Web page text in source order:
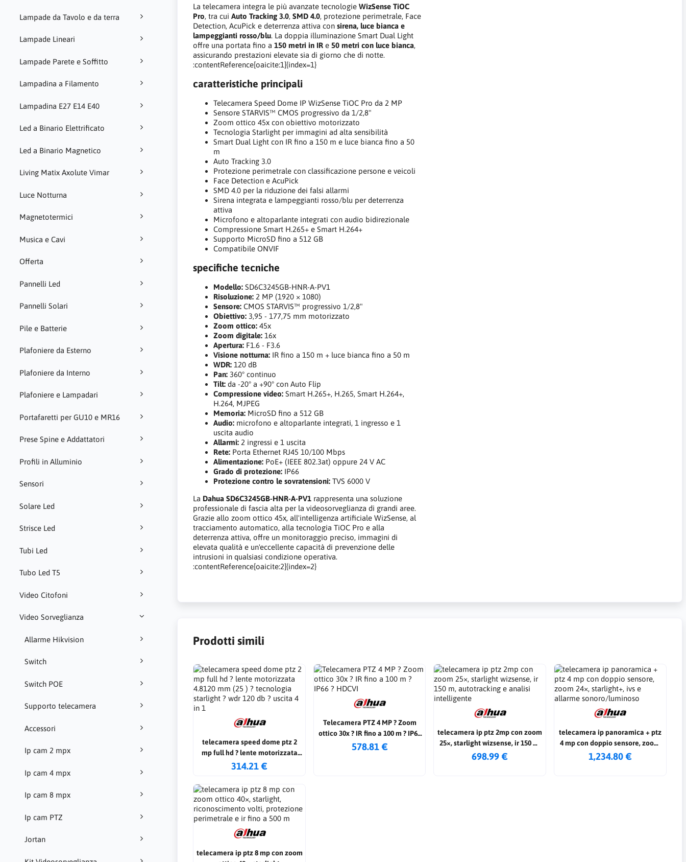
Lampade da Tavolo e da terra
Lampade Lineari
Lampade Parete e Soffitto
Lampadina a Filamento
Lampadina E27 E14 E40
Led a Binario Elettrificato
Led a Binario Magnetico
Living Matix Axolute Vimar
Luce Notturna
Magnetotermici
Musica e Cavi
Offerta
Pannelli Led
Pannelli Solari
Pile e Batterie
Plafoniere da Esterno
Plafoniere da Interno
Plafoniere e Lampadari
Portafaretti per GU10 e MR16
Prese Spine e Addattatori
Profili in Alluminio
Sensori
Solare Led
Strisce Led
Tubi Led
Tubo Led T5
Video Citofoni
Video Sorveglianza
Allarme Hikvision
Switch
Switch POE
Supporto telecamera
Accessori
Ip cam 2 mpx
Ip cam 4 mpx
Ip cam 8 mpx
Ip cam PTZ
Jortan
La telecamera integra le più avanzate tecnologieWizSense TiOC
Pro, tra cuiAuto Tracking 3.0,SMD 4.0, protezione perimetrale, Face
Detection, AcuPick e deterrenza attiva consirena, luce bianca e
lampeggianti rosso/blu. La doppia illuminazione Smart Dual Light
offre una portata fino a150 metri in IR e50 metri con luce bianca,
assicurando prestazioni elevate sia di giorno che di notte.
:contentReference[oaicite:1]{index=1}
caratteristiche principali
Telecamera Speed Dome IP WizSense TiOC Pro da 2 MP
Sensore STARVIS™ CMOS progressivo da 1/2,8"
Zoom ottico 45x con obiettivo motorizzato
Tecnologia Starlight per immagini ad alta sensibilità
Smart Dual Light con IR fino a 150 m e luce bianca fino a 50
m
Auto Tracking 3.0
Protezione perimetrale con classificazione persone e veicoli
Face Detection e AcuPick
SMD 4.0 per la riduzione dei falsi allarmi
Sirena integrata e lampeggianti rosso/blu per deterrenza
attiva
Microfono e altoparlante integrati con audio bidirezionale
Compressione Smart H.265+ e Smart H.264+
Supporto MicroSD fino a 512 GB
Compatibile ONVIF
specifiche tecniche
Modello: SD6C3245GB-HNR-A-PV1
Risoluzione: 2 MP (1920 × 1080)
Sensore: CMOS STARVIS™ progressivo 1/2,8"
Obiettivo: 3,95 - 177,75 mm motorizzato
Zoom ottico: 45x
Zoom digitale: 16x
Apertura: F1.6 - F3.6
Visione notturna: IR fino a 150 m + luce bianca fino a 50 m
WDR: 120 dB
Pan: 360° continuo
Tilt: da -20° a +90° con Auto Flip
Compressione video: Smart H.265+, H.265, Smart H.264+,
H.264, MJPEG
Memoria: MicroSD fino a 512 GB
Audio: microfono e altoparlante integrati, 1 ingresso e 1
uscita audio
Allarmi: 2 ingressi e 1 uscita
Rete: Porta Ethernet RJ45 10/100 Mbps
Alimentazione: PoE+ (IEEE 802.3at) oppure 24 V AC
Grado di protezione: IP66
Protezione contro le sovratensioni: TVS 6000 V
La Dahua SD6C3245GB-HNR-A-PV1 rappresenta una soluzione
professionale di fascia alta per la videosorveglianza di grandi aree.
Grazie allo zoom ottico 45x, all'intelligenza artificiale WizSense, al
tracciamento automatico, alla tecnologia TiOC Pro e alla
deterrenza attiva, offre un monitoraggio preciso, immagini di
elevata qualità e un'eccellente capacità di prevenzione delle
intrusioni in qualsiasi condizione operativa.
:contentReference[oaicite:2]{index=2}
Prodotti simili
telecamera speed dome ptz 2
mp full hd ? lente motorizzata
4.8120 mm (25 ) ? tecnologia
314.21 €
Telecamera PTZ 4 MP ? Zoom
ottico 30x ? IR fino a 100 m ? IP66
? HDCVI
578.81 €
telecamera ip ptz 2mp con zoom
25×, starlight wizsense, ir 150 m,
autotracking e analisi
698.99 €
telecamera ip panoramica + ptz
4 mp con doppio sensore, zoom
24×, starlight+, ivs e allarme
1,234.80 €
telecamera ip ptz 8 mp con zoom